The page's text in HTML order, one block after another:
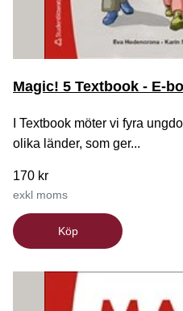
Magic! 5 Textbook - E-
I Textbook möter vi fyra
olika länder, som ger...
170 kr
exkl moms
Köp